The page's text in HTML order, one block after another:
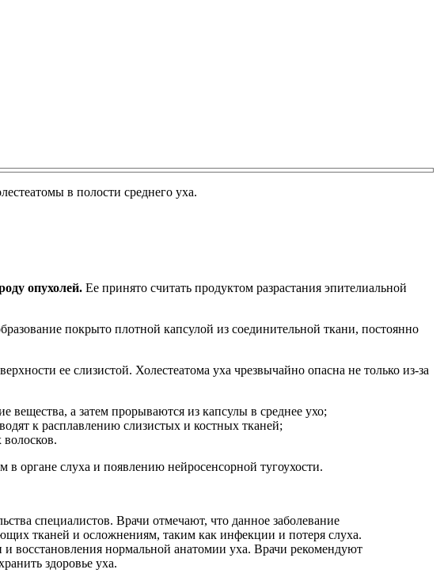
в полости среднего уха.
опухолей. Ее принято считать продуктом разрастания эпителиальной
покрыто плотной капсулой из соединительной ткани, постоянно
ее слизистой. Холестеатома уха чрезвычайно опасна не только из-за
вещества, а затем прорываются из капсулы в среднее ухо;
к расплавлению слизистых и костных тканей;
органе слуха и появлению нейросенсорной тугоухости.
специалистов. Врачи отмечают, что данное заболевание
тканей и осложнениям, таким как инфекции и потеря слуха.
и восстановления нормальной анатомии уха. Врачи рекомендуют
здоровье уха.